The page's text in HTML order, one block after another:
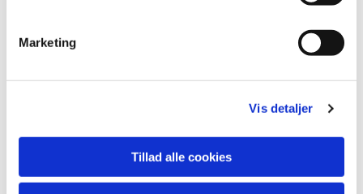
Marketing
Vis detaljer
Tillad alle cookies